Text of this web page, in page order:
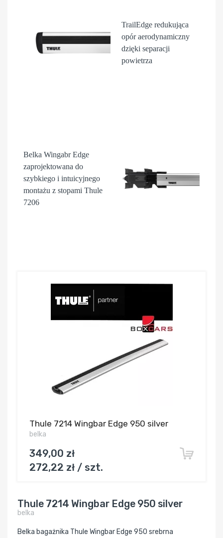
TrailEdge redukująca
opór aerodynamiczny
dzięki separacji
powietrza
Belka Wingabr Edge
zaprojektowana do
szybkiego i intuicyjnego
montażu z stopami Thule
7206
Thule 7214 Wingbar Edge 950 silver
belka
349,00 zł
272,22 zł / szt.
Thule 7214 Wingbar Edge 950 silver
belka
Belka bagażnika Thule Wingbar Edge 950 srebrna